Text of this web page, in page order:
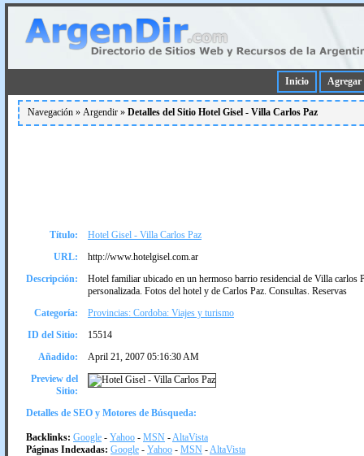
Inicio Agregar
Navegación » Argendir » Detalles del Sitio Hotel Gisel - Villa Carlos Paz
Título:
Hotel Gisel - Villa Carlos Paz
URL:
http://www.hotelgisel.com.ar
Descripción:
Hotel familiar ubicado en un hermoso barrio residencial de Villa carlos
personalizada. Fotos del hotel y de Carlos Paz. Consultas. Reservas
Categoría:
Provincias: Cordoba: Viajes y turismo
ID del Sitio:
15514
Añadido:
April 21, 2007 05:16:30 AM
Preview del
Sitio:
Detalles de SEO y Motores de Búsqueda:
Backlinks: Google - Yahoo - MSN -AltaVista
Páginas Indexadas: Google - Yahoo - MSN -AltaVista